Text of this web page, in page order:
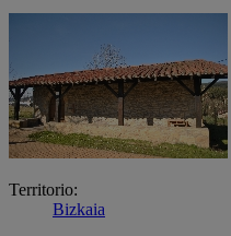
Territorio:
Bizkaia